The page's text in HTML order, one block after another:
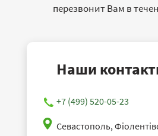
перезвонит Вам в
Наши
+7 (499) 520-05-23
Севастополь,